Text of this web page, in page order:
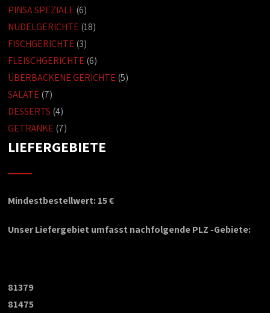
PINSA SPEZIALE (6)
NUDELGERICHTE (18)
FISCHGERICHTE (3)
FLEISCHGERICHTE (6)
ÜBERBACKENE GERICHTE (5)
SALATE (7)
DESSERTS (4)
GETRÄNKE (7)
LIEFERGEBIETE
Mindestbestellwert: 15 €
Unser Liefergebiet umfasst nachfolgende PLZ -Gebiete:
81379
81475